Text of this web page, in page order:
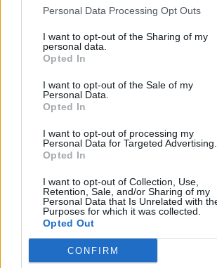
Personal Data Processing Opt Outs
I want to opt-out of the Sharing of my
personal data.
Opted In
I want to opt-out of the Sale of my
Personal Data.
Opted In
I want to opt-out of processing my
Personal Data for Targeted Advertising.
Opted In
I want to opt-out of Collection, Use,
Retention, Sale, and/or Sharing of my
Personal Data that Is Unrelated with
Purposes for which it was collected.
Opted Out
CONFIRM
αγοράς, κατέληξε στον ορισμό του
εγγυητικής επιστολής στις 20.000
πρόβλεψη ποινικής ρήτρας στα
Σε κοινή συνάντηση των
Διοίκηση της ΕΡΤ αποφασίστηκε η
ελληνικού τελικού στις 22
εφόσον προηγείτο η κατάθεση του
εγγυητικής επιστολής έως και τις
ημερομηνία που παρατάθηκε
15 Φεβρουαρίου κατόπιν αιτήματος
δισκογραφικών.